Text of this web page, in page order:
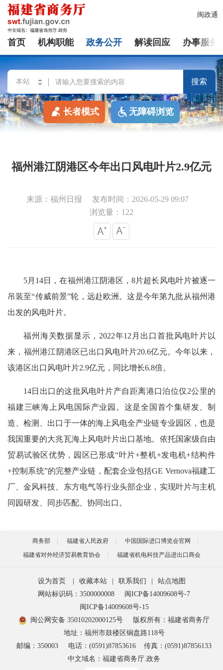
闽政通
首页 机构职能 政务公开 解读回应 办事服务
搜索
长者模式 无障碍浏览
福州港江阴港区今年出口风电叶片2.9亿元
来源：福州日报
发布时间：2026-05-29 09:07
浏览量：122
5月14日，在福州港江阴港区，8片超长风电叶片被逐一
吊装至“传威前景”轮，远赴欧洲。这是今年第九批从福州港
出发的风电叶片。
福州海关数据显示，2022年12月出口首批风电叶片以
来，福州港江阴港区已出口风电叶片20.6亿元。今年以来，
该港区出口风电叶片2.9亿元，同比增长6.8倍。
14日出口的这批风电叶片产自距离港口泊位仅2公里的
福建三峡海上风电国际产业园。这是全国首个集研发、制
造、检测、出口于一体的海上风电全产业链专业园区，也是
我国重要的大兆瓦海上风电叶片出口基地。依托国家级自由
贸易试验区优势，园区已形成“叶片+整机+发电机+结构件
+控制系统”的完整产业链，配套企业包括GE Vernova福建工
厂、金风科技、东方电气等行业头部企业，实现叶片与主机
同园研发、同步匹配、协同出口。
商务部 福建省人民政府
中国国际进口博览会官网
福建省对外经济贸易教育协会
福建省机电科技产品进出口商会
设为首页 收藏本站 联系我们
站点地图
网站标识码：3500000008
闽ICP备14009608号-7
闽ICP备14009608号-15
闽公网安备 35010202000125号
版权所有：福建省商务厅
地址：福州市鼓楼区铜盘路118号
邮编：350003
电话：(0591)87853616
传真：(0591)87856133
中文域名：福建省商务厅.政务